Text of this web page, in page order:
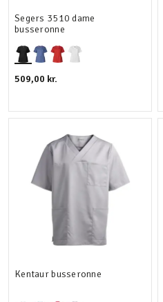
Segers 3510 dame
busseronne
509,00 kr.
Kentaur busseronne